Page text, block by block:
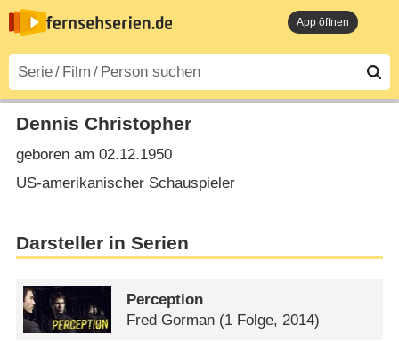
App öffnen
Dennis Christopher
geboren am 02.12.1950
US-amerikanischer Schauspieler
Darsteller in Serien
Perception
Fred Gorman (1 Folge, 2014)